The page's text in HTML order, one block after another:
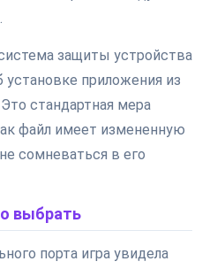
защиты устройства
приложения из
стандартная мера
файл имеет измененную
сомневаться в его
выбрать
порта игра увидела